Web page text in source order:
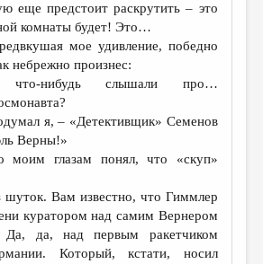
еще предстоит раскрутить – это
комнаты будет! Это…
мое удивление, победно
небрежно произнес:
нибудь слышали про…
я, – «Детективщик» Семенов
Верны!»
моим глазам понял, что «скуп»
шуток. Вам известно, что Гиммлер
куратором над самим Вернером
да, над первым ракетчиком
Который, кстати, носил